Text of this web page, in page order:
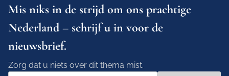
Mis niks in de strijd om ons prachtige
Nederland – schrijf u in voor de
nieuwsbrief.
Zorg dat u niets over dit thema mist.